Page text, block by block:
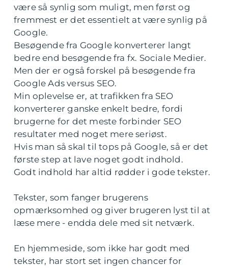
være så synlig som muligt, men først og
fremmest er det essentielt at være synlig på
Google.
Besøgende fra Google konverterer langt
bedre end besøgende fra fx. Sociale Medier.
Men der er også forskel på besøgende fra
Google Ads versus SEO.
Min oplevelse er, at trafikken fra SEO
konverterer ganske enkelt bedre, fordi
brugerne for det meste forbinder SEO
resultater med noget mere seriøst.
Hvis man så skal til tops på Google, så er det
første step at lave noget godt indhold.
Godt indhold har altid rødder i gode tekster.
Tekster, som fanger brugerens
opmærksomhed og giver brugeren lyst til at
læse mere - endda dele med sit netværk.
En hjemmeside, som ikke har godt med
tekster, har stort set ingen chancer for